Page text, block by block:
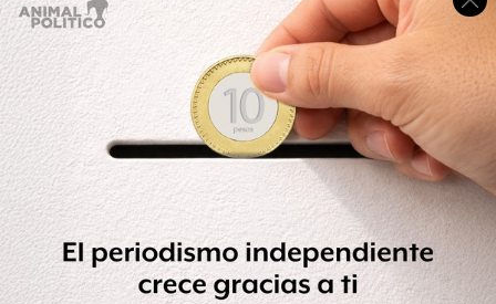
Allen padecía de cáncer.
Más información en breve.
Ahora puedes recibir notificaciones de BBC News
Mundo. Descarga la nueva versión de nuestra app y
actívalas para no perderte nuestro mejor contenido.